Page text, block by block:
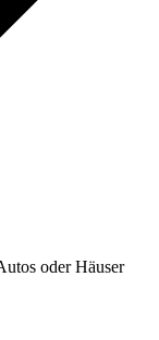
oder Häuser